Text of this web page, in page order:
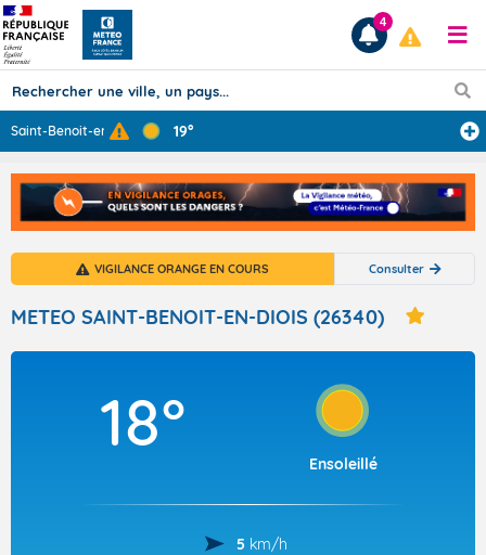
Prévisions
TOUS LES RÉSULTATS
Articles
4
Saint-Benoit-en ... 19°
VIGILANCE ORANGE EN COURS Consulter
METEO SAINT-BENOIT-EN-DIOIS (26340)
18°
Ensoleillé
5 km/h